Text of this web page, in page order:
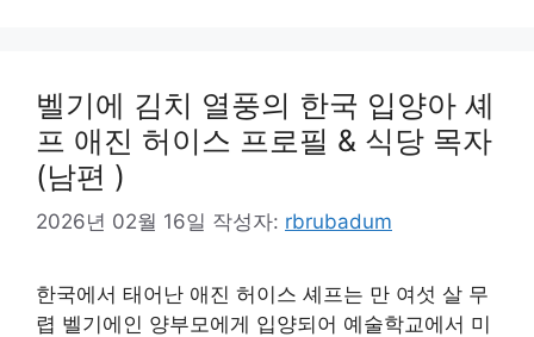
벨기에 김치 열풍의 한국 입양아 셰
프 애진 허이스 프로필 & 식당 목자
(남편 )
2026년 02월 16일 작성자: rbrubadum
한국에서 태어난 애진 허이스 셰프는 만 여섯 살 무
렵 벨기에인 양부모에게 입양되어 예술학교에서 미